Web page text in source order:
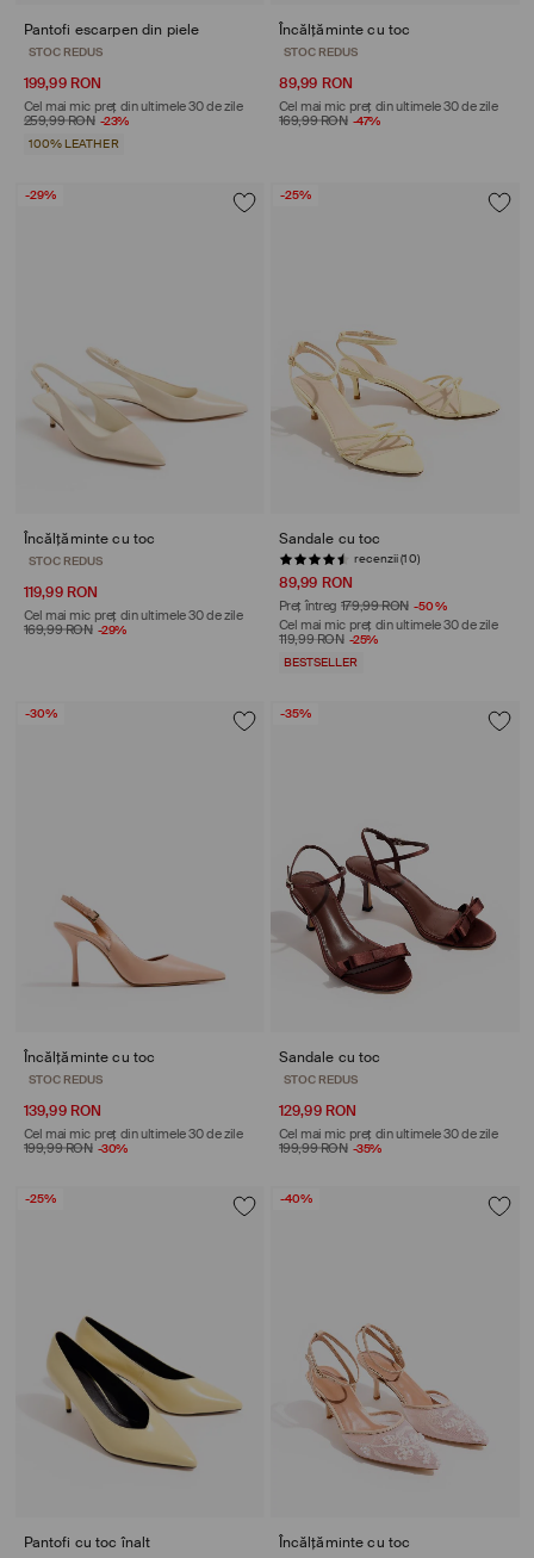
Pantofi escarpen din piele
STOC REDUS
199,99 RON
Cel mai mic preț din ultimele 30 de zile
259,99 RON -23%
100% LEATHER
Încălțăminte cu toc
STOC REDUS
89,99 RON
Cel mai mic preț din ultimele 30 de zile
169,99 RON -47%
-29%
Încălțăminte cu toc
STOC REDUS
119,99 RON
Cel mai mic preț din ultimele 30 de zile
169,99 RON -29%
-25%
Sandale cu toc
recenzii (10)
89,99 RON
Preț întreg 179,99 RON -50%
Cel mai mic preț din ultimele 30 de zile
119,99 RON -25%
BESTSELLER
-30%
Încălțăminte cu toc
STOC REDUS
139,99 RON
Cel mai mic preț din ultimele 30 de zile
199,99 RON -30%
-35%
Sandale cu toc
STOC REDUS
129,99 RON
Cel mai mic preț din ultimele 30 de zile
199,99 RON -35%
-25%
Pantofi cu toc înalt
-40%
Încălțăminte cu toc